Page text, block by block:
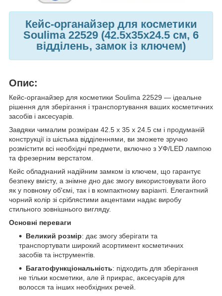
Кейс-органайзер для косметики
Soulima 22529 (42.5x35x24.5 см, 6
відділень, замок із ключем)
Опис:
Кейс-органайзер для косметики Soulima 22529 — ідеальне
рішення для зберігання і транспортування ваших косметичних
засобів і аксесуарів.
Завдяки чималим розмірам 42.5 х 35 х 24.5 см і продуманій
конструкції із шістьма відділеннями, ви зможете зручно
розмістити всі необхідні предмети, включно з УФ/LED лампою
та фрезерним верстатом.
Кейс обладнаний надійним замком із ключем, що гарантує
безпеку вмісту, а знімне дно дає змогу використовувати його
як у повному об'ємі, так і в компактному варіанті. Елегантний
чорний колір зі сріблястими акцентами надає виробу
стильного зовнішнього вигляду.
Основні переваги
Великий розмір: дає змогу зберігати та
транспортувати широкий асортимент косметичних
засобів та інструментів.
Багатофункціональність: підходить для зберігання
не тільки косметики, але й прикрас, аксесуарів для
волосся та інших необхідних речей.